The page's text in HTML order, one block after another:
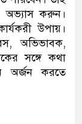
অভ্যাস করুন।
উপায়।
অভিভাবক,
সঙ্গে কথা
অর্জন করতে